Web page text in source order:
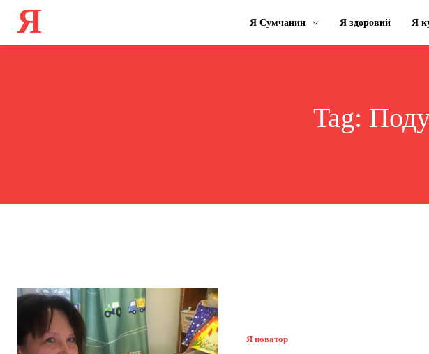
Я Я Сумчанин Я здоровий Я
Tag:
Я новатор